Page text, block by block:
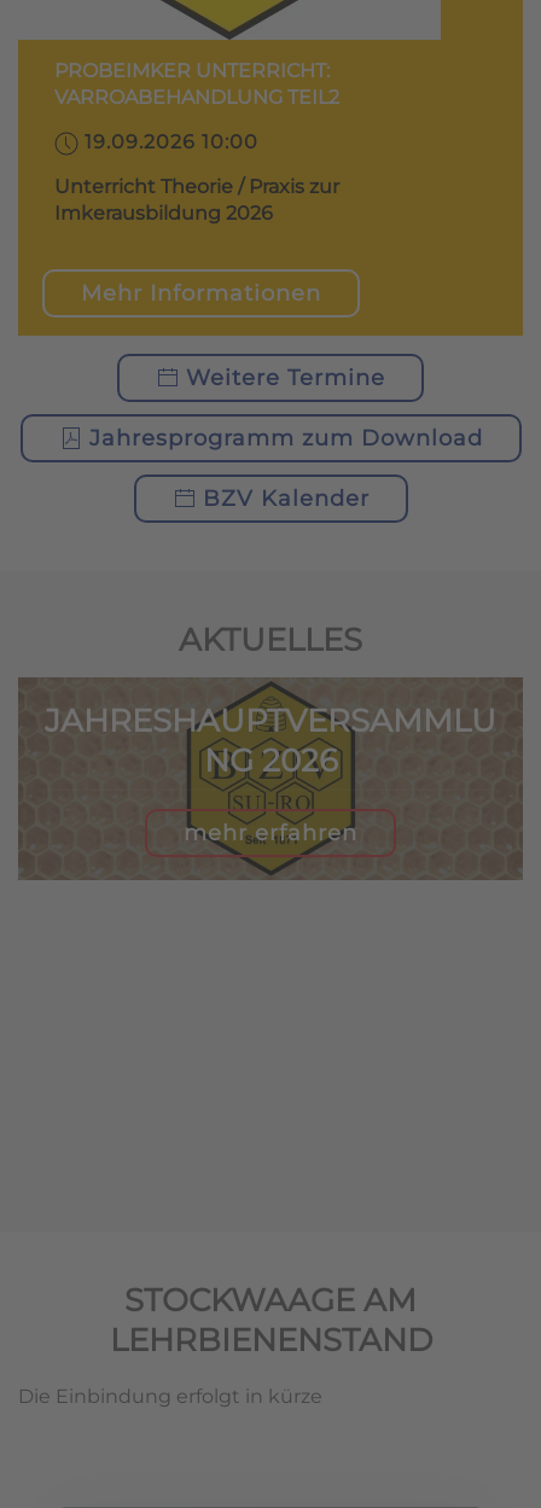
PROBEIMKER UNTERRICHT:
VARROABEHANDLUNG TEIL2
19.09.2026 10:00
Unterricht Theorie / Praxis zur
Imkerausbildung 2026
Mehr Informationen
Weitere Termine
Jahresprogramm zum Download
BZV Kalender
AKTUELLES
JAHRESHAUPTVERSAMMLU
NG 2026
mehr erfahren
STOCKWAAGE AM
LEHRBIENENSTAND
Die Einbindung erfolgt in kürze